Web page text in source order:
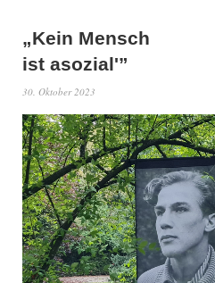
„Kein Mensch
ist asozial'”
30. Oktober 2023